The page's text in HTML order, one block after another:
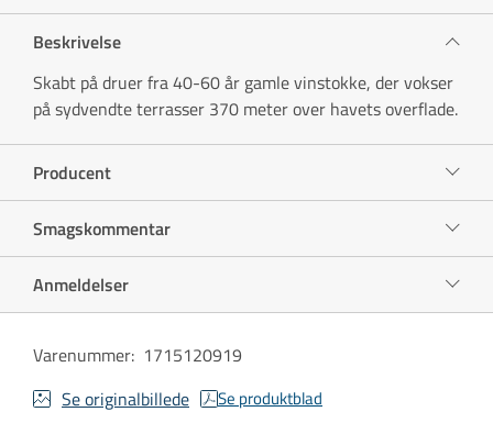
Beskrivelse
Skabt på druer fra 40-60 år gamle vinstokke, der vokser
på sydvendte terrasser 370 meter over havets overflade.
Producent
Smagskommentar
Anmeldelser
Varenummer: 1715120919
Se originalbillede
Se produktblad